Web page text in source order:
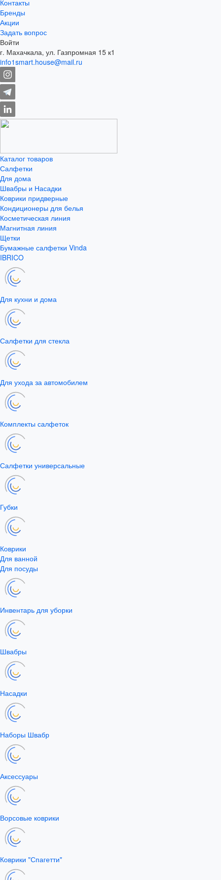
Контакты
Бренды
Акции
Задать вопрос
Войти
г. Махачкала, ул. Газпромная 15 к1
info1smart.house@mail.ru
Каталог товаров
Салфетки
Для дома
Швабры и Насадки
Коврики придверные
Кондиционеры для белья
Косметическая линия
Магнитная линия
Щетки
Бумажные салфетки Vinda
IBRICO
Для кухни и дома
Салфетки для стекла
Для ухода за автомобилем
Комплекты салфеток
Салфетки универсальные
Губки
Коврики
Для ванной
Для посуды
Инвентарь для уборки
Швабры
Насадки
Наборы Швабр
Аксессуары
Ворсовые коврики
Коврики "Спагетти"